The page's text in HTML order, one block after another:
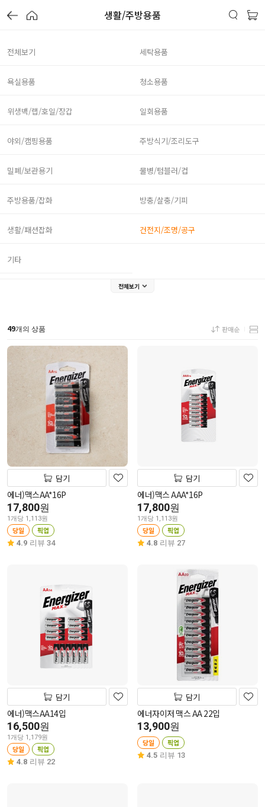
생활/주방용품
전체보기 세탁용품
욕실용품 청소용품
위생백/랩/호일/장갑 일회용품
야외/캠핑용품 주방식기/조리도구
밀폐/보관용기 물병/텀블러/컵
주방용품/잡화 방충/살충/기피
생활/패션잡화 건전지/조명/공구
기타
전체보기
49개의 상품 판매순
담기
에너)맥스AA*16P
17,800원
1개당 1,113원
당일 픽업
4.9 리뷰 34
담기
에너)맥스 AAA*16P
17,800원
1개당 1,113원
당일 픽업
4.8 리뷰 27
담기
에너)맥스AA14입
16,500원
1개당 1,179원
당일 픽업
4.8 리뷰 22
담기
에너자이저 맥스 AA 22입
13,900원
당일 픽업
4.5 리뷰 13